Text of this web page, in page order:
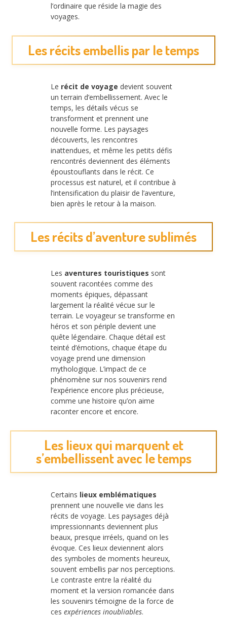
l’ordinaire que réside la magie des
voyages.
Les récits embellis par le temps
Le récit de voyage devient souvent
un terrain d’embellissement. Avec le
temps, les détails vécus se
transforment et prennent une
nouvelle forme. Les paysages
découverts, les rencontres
inattendues, et même les petits défis
rencontrés deviennent des éléments
époustouflants dans le récit. Ce
processus est naturel, et il contribue à
l’intensification du plaisir de l’aventure,
bien après le retour à la maison.
Les récits d’aventure sublimés
Les aventures touristiques sont
souvent racontées comme des
moments épiques, dépassant
largement la réalité vécue sur le
terrain. Le voyageur se transforme en
héros et son périple devient une
quête légendaire. Chaque détail est
teinté d’émotions, chaque étape du
voyage prend une dimension
mythologique. L’impact de ce
phénomène sur nos souvenirs rend
l’expérience encore plus précieuse,
comme une histoire qu’on aime
raconter encore et encore.
Les lieux qui marquent et
s’embellissent avec le temps
Certains lieux emblématiques
prennent une nouvelle vie dans les
récits de voyage. Les paysages déjà
impressionnants deviennent plus
beaux, presque irréels, quand on les
évoque. Ces lieux deviennent alors
des symboles de moments heureux,
souvent embellis par nos perceptions.
Le contraste entre la réalité du
moment et la version romancée dans
les souvenirs témoigne de la force de
ces expériences inoubliables.